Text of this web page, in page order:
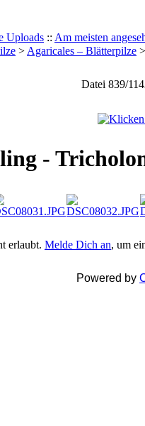
Uploads :: Am meisten
> Agaricales – Blätterpilze
Datei 839/
-
erlaubt. Melde Dich an, um
Powered by